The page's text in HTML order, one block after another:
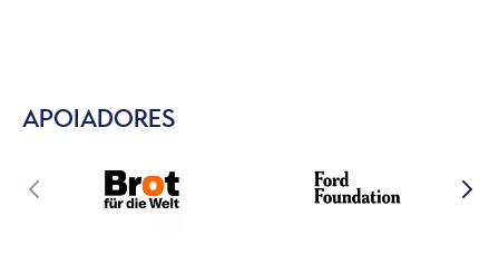
APOIADORES